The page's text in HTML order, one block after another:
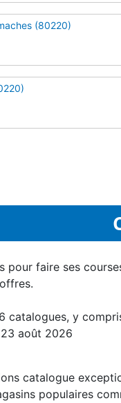
(80220)
pour faire ses
catalogues, y
23 août 2026
catalogue
populaires